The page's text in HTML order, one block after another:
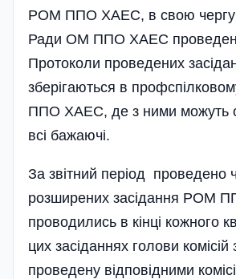
РОМ ППО ХАЕС, в свою чергу
Ради ОМ ППО ХАЕС
Протоколи проведених
зберігаються в
ППО ХАЕС, де з ними можуть
всі бажаючі.
За звітний період проведено
розширених засідання РОМ
проводились в кінці кожного
цих засіданнях голови комісій
проведену відповідними